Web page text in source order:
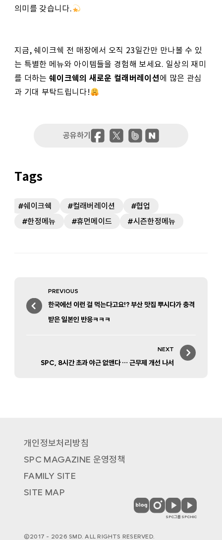
의미를 갖습니다.
지금, 쉐이크쉑 전 매장에서 오직 23일간만 만나볼 수 있
는 특별한 메뉴와 아이템들을 경험해 보세요. 일상의 재미
를 더하는 쉐이크쉑의 새로운 컬래버레이션에 많은 관심
과 기대 부탁드립니다!
쉐이크쉑 컬래버레이션
협업
한정메뉴
휴먼메이드 시즌한정메뉴
navigation
PREVIOUS
Previous
post:
한국에선 이런 걸 먹는다고요!? 부산 맛집 뿌시다가 충격
받은 일본인 반응ㅋㅋㅋ
NEXT
Next
SPC, 8시간 초과 야근 없앤다 … 근무제 개선 나서
개인정보처리방침
SPC MAGAZINE 운영정책
FAMILY SITE
SITE MAP
©2017 - 2026 SMD. ALL RIGHTS RESERVED.
SPC
MAGAZINE
SPC
MAGAZINE
SPC
MAGAZINE
유
SPC그룹
SPC
MAGAZINE
유
SPCHIC